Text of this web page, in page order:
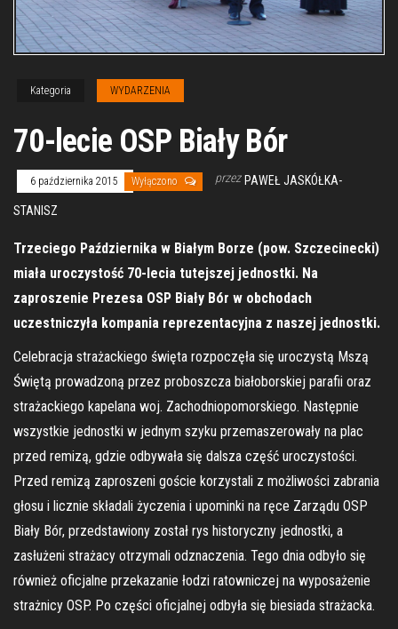
Kategoria WYDARZENIA
70-lecie OSP Biały Bór
6 października 2015 Wyłączono przez PAWEŁ JASKÓŁKA-
STANISZ
Trzeciego Października w Białym Borze (pow. Szczecinecki)
miała uroczystość 70-lecia tutejszej jednostki. Na
zaproszenie Prezesa OSP Biały Bór w obchodach
uczestniczyła kompania reprezentacyjna z naszej jednostki.
Celebracja strażackiego święta rozpoczęła się uroczystą Mszą
Świętą prowadzoną przez proboszcza białoborskiej parafii oraz
strażackiego kapelana woj. Zachodniopomorskiego. Następnie
wszystkie jednostki w jednym szyku przemaszerowały na plac
przed remizą, gdzie odbywała się dalsza część uroczystości.
Przed remizą zaproszeni goście korzystali z możliwości zabrania
głosu i licznie składali życzenia i upominki na ręce Zarządu OSP
Biały Bór, przedstawiony został rys historyczny jednostki, a
zasłużeni strażacy otrzymali odznaczenia. Tego dnia odbyło się
również oficjalne przekazanie łodzi ratowniczej na wyposażenie
strażnicy OSP. Po części oficjalnej odbyła się biesiada strażacka.